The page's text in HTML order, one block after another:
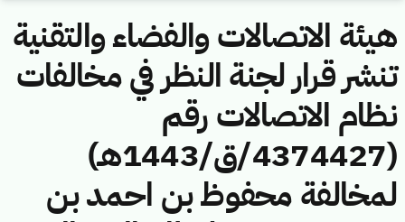
هيئة الاتصالات والفضاء والتقنية
تنشر قرار لجنة النظر في مخالفات
نظام الاتصالات رقم
(4374427/ق/1443هـ)
لمخالفة محفوظ بن احمد بن